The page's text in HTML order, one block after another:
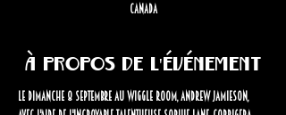
Canada
À propos de l'événement
Le dimanche 8 septembre au Wiggle Room, Andrew Jamieson,